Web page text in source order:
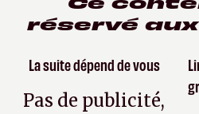
réservé
La suite dépend de vous
Pas de publicité,